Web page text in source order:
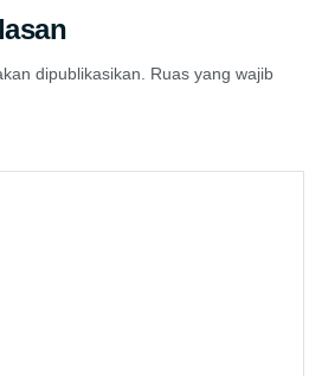
dipublikasikan.
Ruas yang wajib